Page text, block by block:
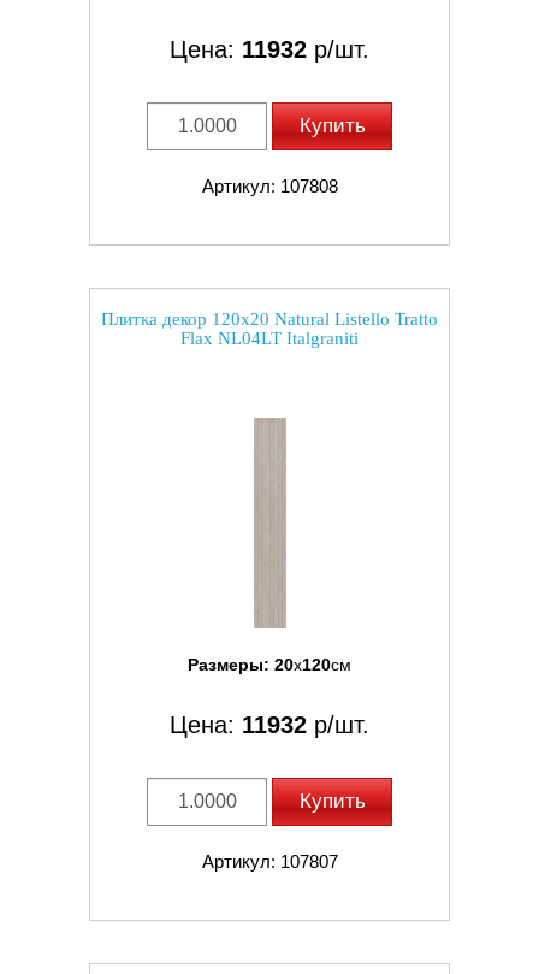
Цена: 11932 р/шт.
Купить
Артикул: 107808
Плитка декор 120x20 Natural Listello Tratto
Flax NL04LT Italgraniti
Размеры: 20x120см
Цена: 11932 р/шт.
Купить
Артикул: 107807